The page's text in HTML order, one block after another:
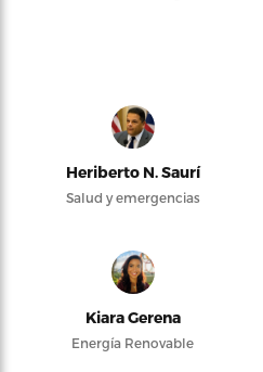
Heriberto N. Saurí
Salud y emergencias
Kiara Gerena
Energía Renovable